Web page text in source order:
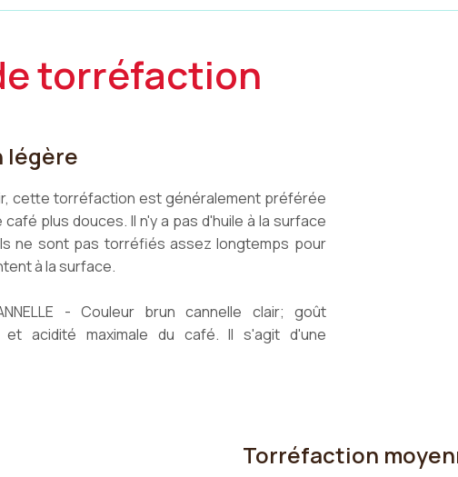
torréfaction
légère
cette torréfaction est généralement préférée
plus douces. Il n'y a pas d'huile à la surface
ne sont pas torréfiés assez longtemps pour
à la surface.
- Couleur brun cannelle clair; goût
acidité maximale du café. Il s'agit d'une
Torréfaction